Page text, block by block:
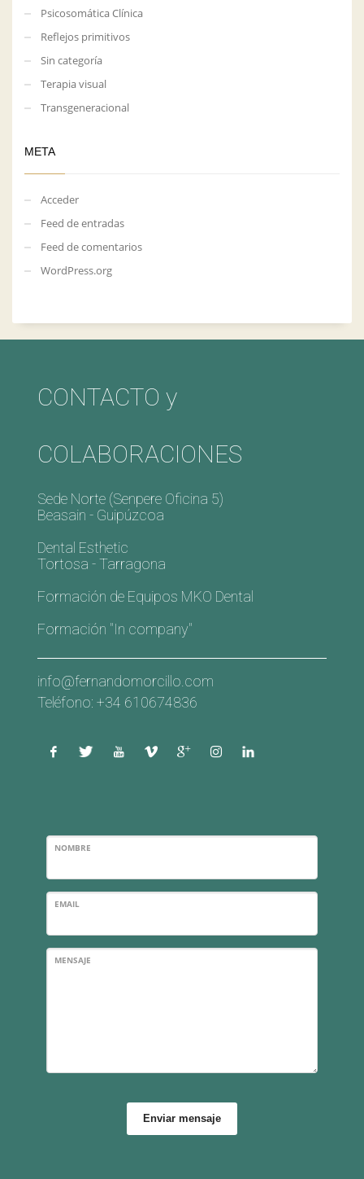
Psicosomática Clínica
Reflejos primitivos
Sin categoría
Terapia visual
Transgeneracional
META
Acceder
Feed de entradas
Feed de comentarios
WordPress.org
CONTACTO y
COLABORACIONES
Sede Norte (Senpere Oficina 5)
Beasain - Guipúzcoa
Dental Esthetic
Tortosa - Tarragona
Formación de Equipos MKO Dental
Formación "In company"
info@fernandomorcillo.com
Teléfono: +34 610674836
NOMBRE
EMAIL
MENSAJE
Enviar mensaje